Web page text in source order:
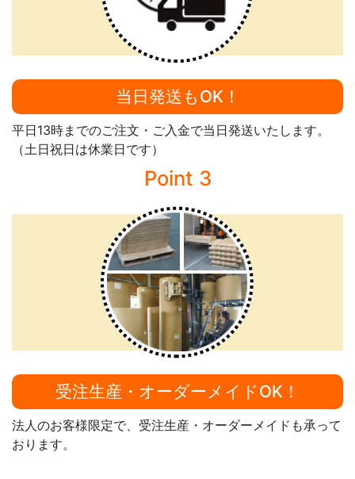
当日発送もOK！
平日13時までのご注文・ご入金で当日発送いたします。
（土日祝日は休業日です）
Point 3
受注生産・オーダーメイドOK！
法人のお客様限定で、受注生産・オーダーメイドも承って
おります。